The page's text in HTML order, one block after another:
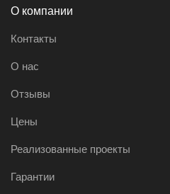
О компании
Контакты
О нас
Отзывы
Цены
Реализованные проекты
Гарантии